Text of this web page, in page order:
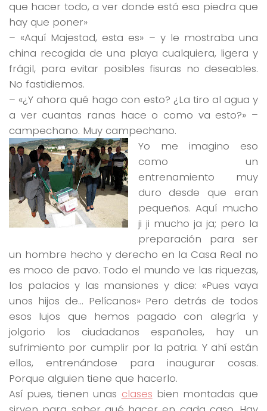
que hacer todo, a ver donde está esa piedra que
hay que poner»
– «Aquí Majestad, esta es» – y le mostraba una
china recogida de una playa cualquiera, ligera y
frágil, para evitar posibles fisuras no deseables.
No fastidiemos.
– «¿Y ahora qué hago con esto? ¿La tiro al agua y
a ver cuantas ranas hace o como va esto?» –
campechano. Muy campechano.
Yo me imagino eso
como un
entrenamiento muy
duro desde que eran
pequeños. Aquí mucho
ji ji mucho ja ja; pero la
preparación para ser
un hombre hecho y derecho en la Casa Real no
es moco de pavo. Todo el mundo ve las riquezas,
los palacios y las mansiones y dice: «Pues vaya
unos hijos de… Pelícanos»Pero detrás de todos
esos lujos que hemos pagado con alegría y
jolgorio los ciudadanos españoles, hay un
sufrimiento por cumplir por la patria. Y ahí están
ellos, entrenándose para inaugurar cosas.
Porque alguien tiene que hacerlo.
Así pues, tienen unas clases bien montadas que